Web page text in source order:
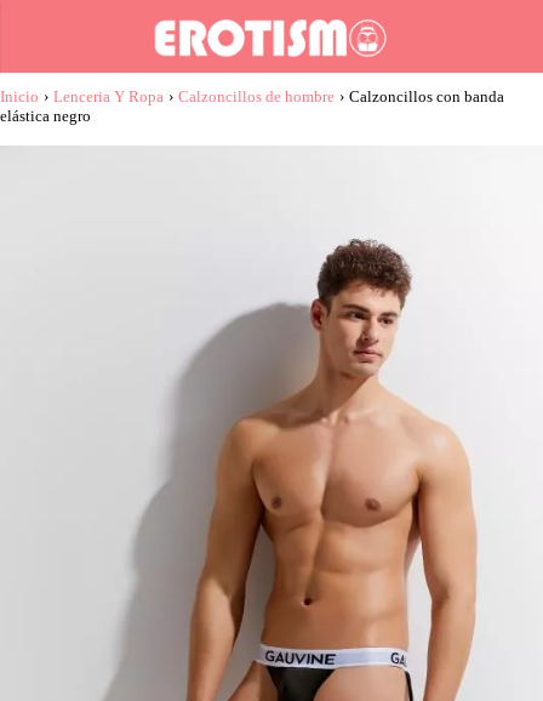
Inicio › Lenceria Y Ropa › Calzoncillos de hombre › Calzoncillos con banda
elástica negro